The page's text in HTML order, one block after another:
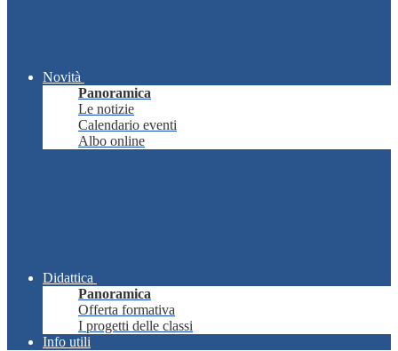
Novità
Panoramica
Le notizie
Calendario eventi
Albo online
Didattica
Panoramica
Offerta formativa
I progetti delle classi
Info utili